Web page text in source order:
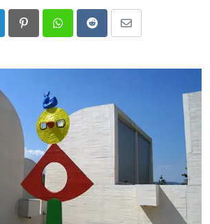
PinterestWhatsappRedditShare
Email